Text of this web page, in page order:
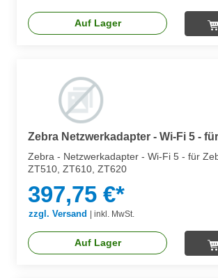
Auf Lager
Zebra Netzwerkadapter - Wi-Fi 5 -
Zebra - Netzwerkadapter - Wi-Fi 5 - für
ZT510, ZT610, ZT620
397,75 €*
zzgl. Versand inkl. MwSt.
Auf Lager